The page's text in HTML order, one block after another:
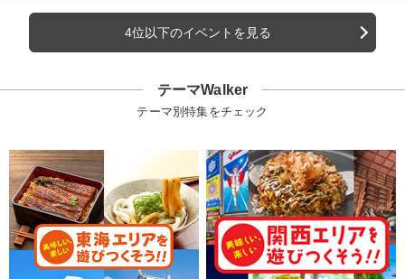
4位以下のイベントを見る
テーマWalker
テーマ別特集をチェック